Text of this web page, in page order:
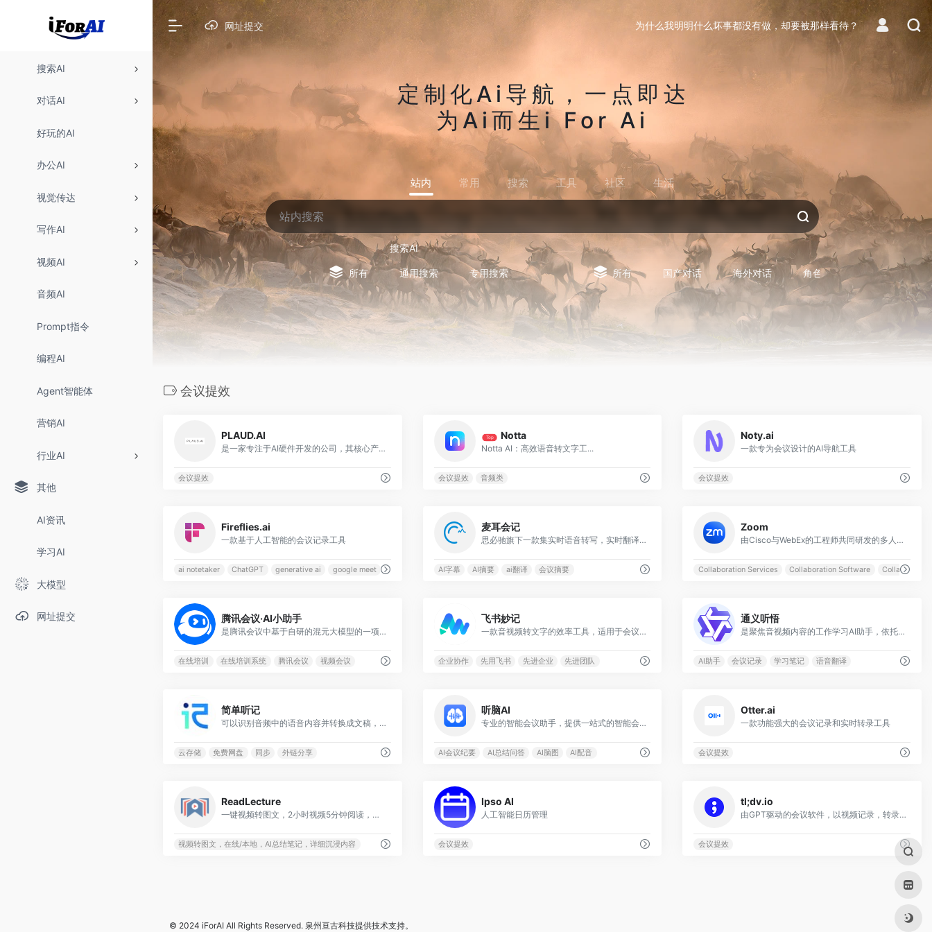
搜索AI
对话AI
好玩的AI
办公AI
视觉传达
写作AI
视频AI
音频AI
Prompt指令
编程AI
Agent智能体
营销AI
行业AI
其他
AI资讯
学习AI
大模型
网址提交
网址提交 为什么我明明什么坏事都没有做，却要被那样看待？
定制化Ai导航，一点即达
为Ai而生i For Ai
站内 常用 搜索 工具 社区 生活
搜索AI
所有 通用搜索 专用搜索
对话AI
所有 国产对话 海外对话 角色型对话 专用型对话
会议提效
PLAUD.AI
是一家专注于AI硬件开发的公司，其核心产品围绕语音记录、转录及智能分析展开，旨在通过AI技术提升用户生产力
会议提效
Top Notta
Notta AI：高效语音转文字工...
会议提效 音频类
Noty.ai
一款专为会议设计的AI导航工具
会议提效
Fireflies.ai
一款基于人工智能的会议记录工具
ai notetaker ChatGPT generative ai google meet
麦耳会记
思必驰旗下一款集实时语音转写，实时翻译功能为一体的应用软件，主要应用于办公会议、学生网课、客户访谈录音等场景
AI字幕 AI摘要 ai翻译 会议摘要
Zoom
由Cisco与WebEx的工程师共同研发的多人云视频会议软件
Collaboration Services Collaboration Software Collaboration
腾讯会议·AI小助手
是腾讯会议中基于自研的混元大模型的一项智能服务工具
在线培训 在线培训系统 腾讯会议 视频会议
飞书妙记
一款音视频转文字的效率工具，适用于会议、培训、访谈、课堂等多种场景
企业协作 先用飞书 先进企业 先进团队
通义听悟
是聚焦音视频内容的工作学习AI助手，依托大模型，帮助用户记录、整理和分析音视频内容，体验用大模型做音视频笔记、整理会议记录
AI助手 会议记录 学习笔记 语音翻译
简单听记
可以识别音频中的语音内容并转换成文稿，适用于课堂记录、会议记录、语音通话等场景
云存储 免费网盘 同步 外链分享
听脑AI
专业的智能会议助手，提供一站式的智能会议服务，语音转文字、视频转文字、录音转文字，会议录音，会议视频
AI会议纪要 AI总结问答 AI脑图 AI配音
Otter.ai
一款功能强大的会议记录和实时转录工具
会议提效
ReadLecture
一键视频转图文，2小时视频5分钟阅读，加速视频知识学习与传播
视频转图文，在线/本地，AI总结笔记，详细沉浸内容
Ipso AI
人工智能日历管理
会议提效
tl;dv.io
由GPT驱动的会议软件，以视频记录，转录，突出和分享您的在线会议。
会议提效
© 2024 iForAI All Rights Reserved. 泉州亘古科技提供技术支持。